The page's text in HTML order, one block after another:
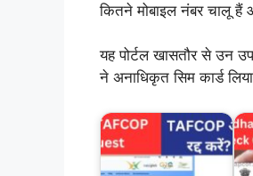
कितने मोबाइल नंबर चालू हैं
यह पोर्टल खासतौर से उन
ने अनाधिकृत सिम कार्ड